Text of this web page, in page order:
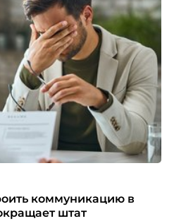
коммуникацию в
штат